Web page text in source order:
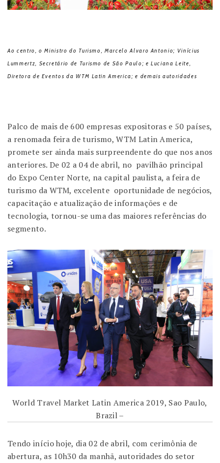
Ao centro, o Ministro do Turismo, Marcelo Alvaro Antonio; Vinícius
Lummertz, Secretário de Turismo de São Paulo; e Luciana Leite,
Diretora de Eventos da WTM Latin America; e demais autoridades
Palco de mais de 600 empresas expositoras e 50 países,
a renomada feira de turismo, WTM Latin America,
promete ser ainda mais surpreendente do que nos anos
anteriores. De 02 a 04 de abril, no pavilhão principal
do Expo Center Norte, na capital paulista, a feira de
turismo da WTM, excelente oportunidade de negócios,
capacitação e atualização de informações e de
tecnologia, tornou-se uma das maiores referências do
segmento.
World Travel Market Latin America 2019, Sao Paulo,
Brazil –
Tendo início hoje, dia 02 de abril, com cerimônia de
abertura, as 10h30 da manhã, autoridades do setor